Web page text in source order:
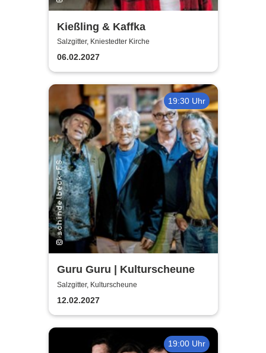
Kießling & Kaffka
Salzgitter, Kniestedter Kirche
06.02.2027
19:30 Uhr
Guru Guru | Kulturscheune
Salzgitter, Kulturscheune
12.02.2027
19:00 Uhr